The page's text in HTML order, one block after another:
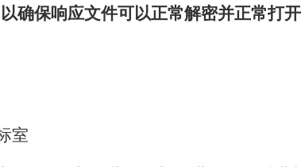
确保响应文件可以正常解密并正常打开
室